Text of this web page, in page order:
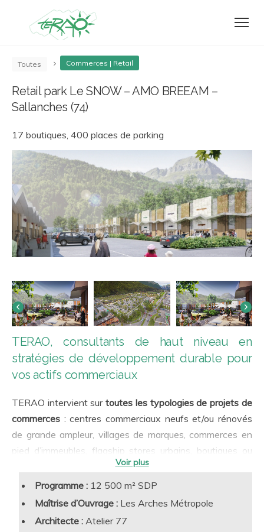
Toutes Commerces | Retail
Retail park Le SNOW – AMO BREEAM –
Sallanches (74)
17 boutiques, 400 places de parking
TERAO, consultants de haut niveau en
stratégies de développement durable pour
vos actifs commerciaux
TERAO intervient sur toutes les typologies de projets de
commerces : centres commerciaux neufs et/ou rénovés
de grande ampleur, villages de marques, commerces en
pied d’immeubles, flagship stores urbains, boutiques ou
comptoirs …, et ce tant à l’échelle des immeubles que des
aménagements intérieurs. Qualité de l’enveloppe
hygrothermique, éclairage, qualité de l’ait intérieur
Programme : 12 500 m² SDP
Maîtrise d’Ouvrage : Les Arches Métropole
Architecte : Atelier 77